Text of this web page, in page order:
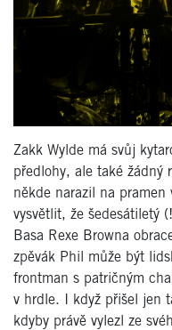
Zakk Wylde má svůj
předlohy, ale také žádný
někde narazil na
vysvětlit, že šedesátiletý
Basa Rexe Browna
zpěvák Phil může být
frontman s patričným
v hrdle. I když přišel jen
kdyby právě vylezl ze